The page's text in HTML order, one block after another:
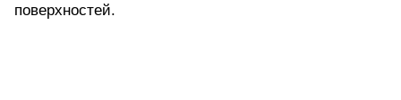
поверхностей.